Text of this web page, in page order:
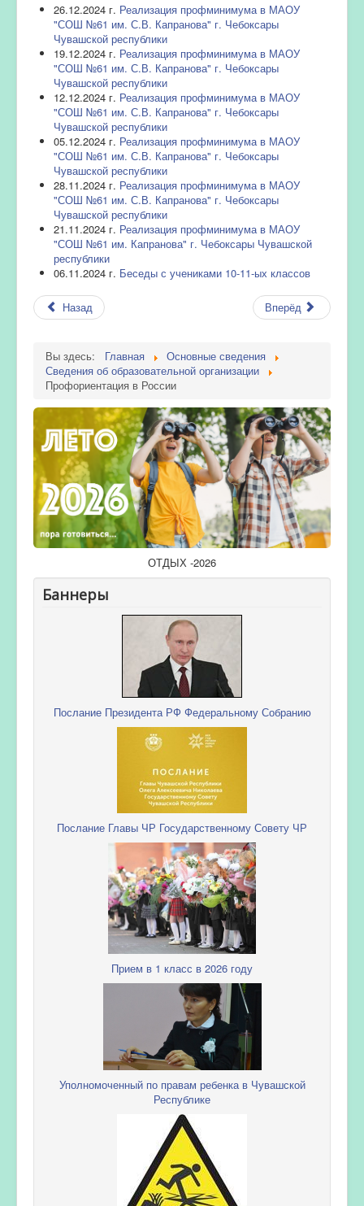
26.12.2024 г. Реализация профминимума в МАОУ
"СОШ №61 им. С.В. Капранова" г. Чебоксары
Чувашской республики
19.12.2024 г. Реализация профминимума в МАОУ
"СОШ №61 им. С.В. Капранова" г. Чебоксары
Чувашской республики
12.12.2024 г. Реализация профминимума в МАОУ
"СОШ №61 им. С.В. Капранова" г. Чебоксары
Чувашской республики
05.12.2024 г. Реализация профминимума в МАОУ
"СОШ №61 им. С.В. Капранова" г. Чебоксары
Чувашской республики
28.11.2024 г. Реализация профминимума в МАОУ
"СОШ №61 им. С.В. Капранова" г. Чебоксары
Чувашской республики
21.11.2024 г. Реализация профминимума в МАОУ
"СОШ №61 им. Капранова" г. Чебоксары Чувашской
республики
06.11.2024 г. Беседы с учениками 10-11-ых классов
Назад Вперёд
Вы здесь: Главная
Основные сведения
Сведения об образовательной организации
Профориентация в России
ОТДЫХ -2026
Баннеры
Послание Президента РФ Федеральному Собранию
Послание Главы ЧР Государственному Совету ЧР
Прием в 1 класс в 2026 году
Уполномоченный по правам ребенка в Чувашской
Республике